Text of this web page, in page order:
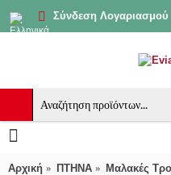
Σύνδεση Λογαριασμού
Αρχική ΠΤΗΝΑ Μαλακές